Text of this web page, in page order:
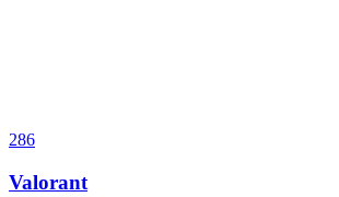
286
Valorant